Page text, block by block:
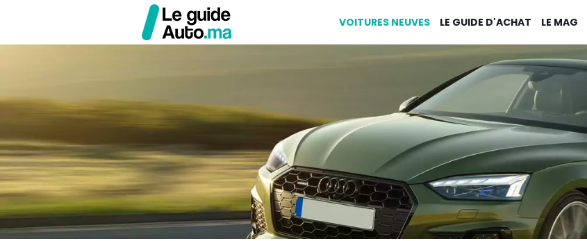
VOITURES NEUVES LE GUIDE D'ACHAT LE MAG